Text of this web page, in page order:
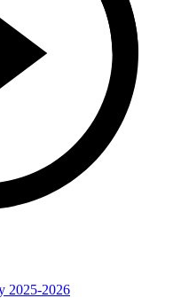
2025-2026